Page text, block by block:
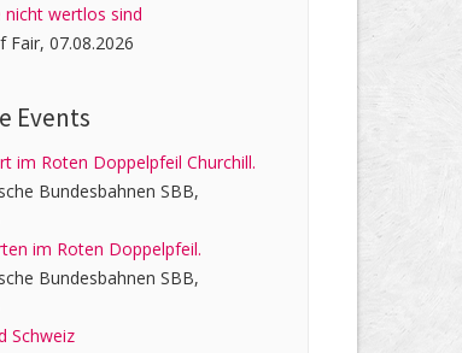
nicht wertlos sind
Fair, 07.08.2026
Events
im Roten Doppelpfeil Churchill.
Bundesbahnen SBB,
im Roten Doppelpfeil.
Bundesbahnen SBB,
Schweiz